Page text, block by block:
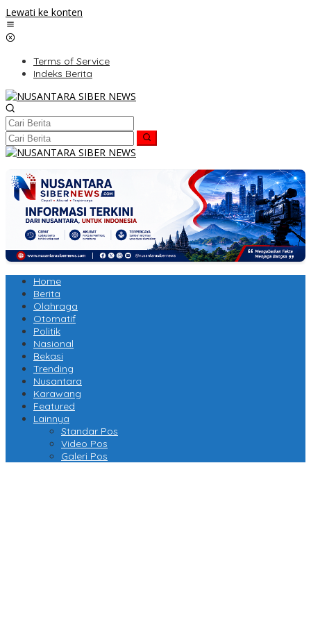
Lewati ke konten
Terms of Service
Indeks Berita
Home
Berita
Olahraga
Otomatif
Politik
Nasional
Bekasi
Trending
Nusantara
Karawang
Featured
Lainnya
Standar Pos
Video Pos
Galeri Pos